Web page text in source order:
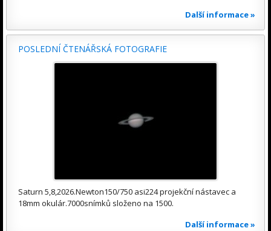
Další informace »
POSLEDNÍ ČTENÁŘSKÁ FOTOGRAFIE
Saturn 5,8,2026.Newton150/750 asi224 projekční nástavec a
18mm okulár.7000snímků složeno na 1500.
Další informace »